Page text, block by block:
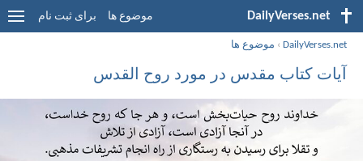
DailyVerses.net موضوع ها برای ثبت نام
DailyVerses.net
› موضوع ها
آیات کتاب مقدس در مورد روح القدس